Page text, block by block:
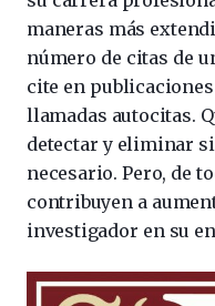
maneras más
número de citas de
cite en
llamadas autocitas.
detectar y eliminar
necesario. Pero, de
contribuyen a
investigador en su